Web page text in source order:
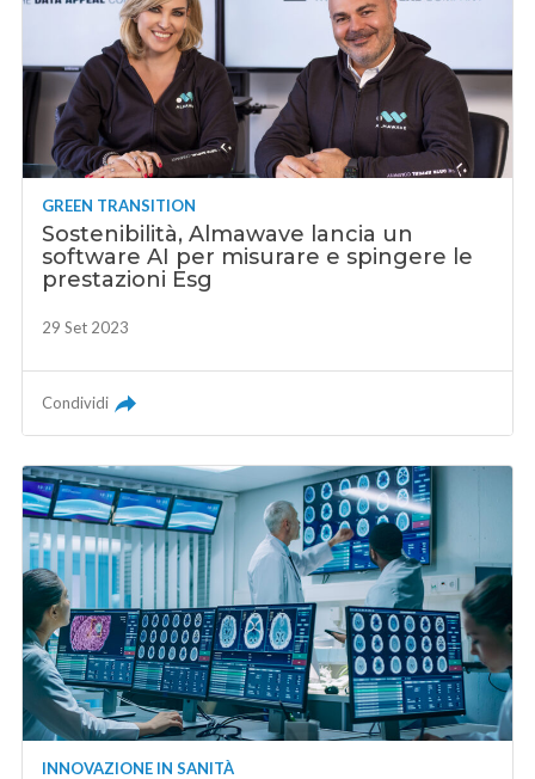
GREEN TRANSITION
Sostenibilità, Almawave lancia un
software AI per misurare e spingere le
prestazioni Esg
29 Set 2023
Condividi
INNOVAZIONE IN SANITÀ